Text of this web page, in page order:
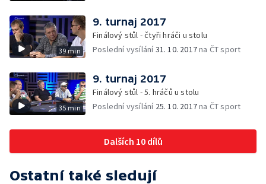
39 min
9. turnaj 2017
Finálový stůl - čtyři hráči u stolu
Poslední vysílání31. 10. 2017na ČT sport
35 min
9. turnaj 2017
Finálový stůl - 5. hráčů u stolu
Poslední vysílání 25. 10. 2017na ČT sport
Dalších 10 dílů
Ostatní také sledují